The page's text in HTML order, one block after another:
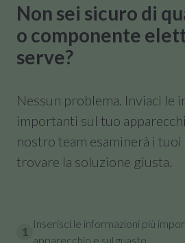
Non sei sicuro di
o componente
serve?
Nessun problema. Inviaci le
importanti sul tuo
nostro team esaminerà i tuoi
trovare la soluzione giusta.
1
Inserisci le informazioni più
apparecchio e sul guasto.